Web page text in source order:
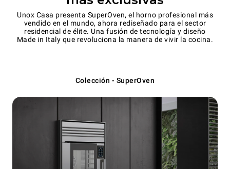
Unox Casa presenta SuperOven, el horno profesional más
vendido en el mundo, ahora rediseñado para el sector
residencial de élite. Una fusión de tecnología y diseño
Made in Italy que revoluciona la manera de vivir la cocina.
Colección - SuperOven